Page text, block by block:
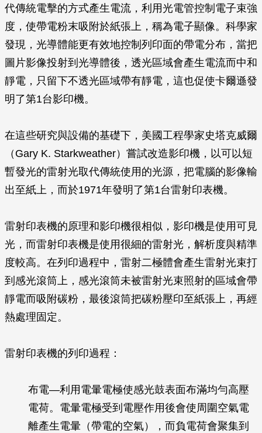
代傳統電擊的方式產生電流，利用光電管控制電子束強
度，使帶電粉末吸附於紙張上，稱為電子顯像。科學家
發現，光導體能更有效地控制列印面的帶電分布，當把
圖片影像投射到光導體後，透光區域會產生電流而中和
靜電，只留下不透光區域帶有靜電，這也促使卡爾遜發
明了第1台影印機。
在這些研究與設備的基礎下，美國工程學家史塔克威爾
（Gary K. Starkweather）嘗試改造影印機，以可以短
暫發光的雷射光取代傳統使用的光源，把電腦的影像輸
出至紙上，而於1971年發明了第1台雷射印表機。
雷射印表機的原理和影印機很相似，影印機是使用可見
光，而雷射印表機是使用很細的雷射光，解析度與精準
度較高。在列印過程中，雷射二極體會產生雷射光束打
到感光滾筒上，感光滾筒未被雷射光束照射的區域會帶
靜電而吸附碳粉，最後滾筒把碳粉壓印至紙張上，再經
熱處理固定。
雷射印表機的列印過程：
布電—利用電暈電極使感光鼓表面布滿均勻高壓
電荷。電暈電極受到電壓作用後會使周圍空氣電
離產生電暈（帶電的空氣），而負電荷會聚集到